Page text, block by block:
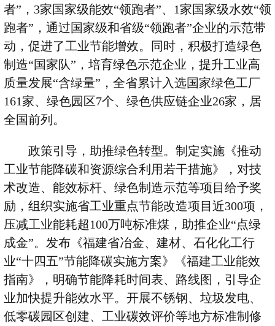
者” ， 3家国家级能效“领跑者”、 1家国家级水效“领
跑者” ，通过国家级和省级“领跑者”企业的示范带
动，促进了工业节能增效。同时，积极打造绿色
制造“国家队” ，培育绿色示范企业，提升工业高
质量发展“含绿量” ，全省累计入选国家绿色工厂
161家、绿色园区7个、绿色供应链企业26家，居
全国前列。
政策引导，助推绿色转型。制定实施《推动
工业节能降碳和资源综合利用若干措施》，对技
术改造、能效标杆、绿色制造示范等项目给予奖
励，组织实施省工业重点节能改造项目近300项，
压减工业能耗超100万吨标准煤，助推企业“点绿
成金”。发布《福建省冶金、建材、石化化工行
业“十四五”节能降碳实施方案》《福建工业能效
指南》，明确节能降耗时间表、路线图，引导企
业加快提升能效水平。开展不锈钢、垃圾发电、
低零碳园区创建、工业碳效评价等地方标准制修